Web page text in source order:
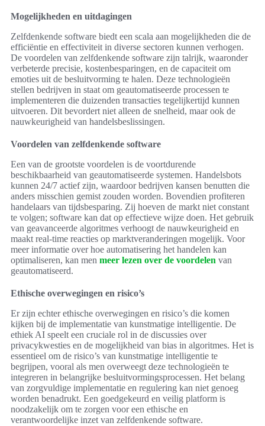
Mogelijkheden en uitdagingen
Zelfdenkende software biedt een scala aan mogelijkheden die de
efficiëntie en effectiviteit in diverse sectoren kunnen verhogen.
De voordelen van zelfdenkende software zijn talrijk, waaronder
verbeterde precisie, kostenbesparingen, en de capaciteit om
emoties uit de besluitvorming te halen. Deze technologieën
stellen bedrijven in staat om geautomatiseerde processen te
implementeren die duizenden transacties tegelijkertijd kunnen
uitvoeren. Dit bevordert niet alleen de snelheid, maar ook de
nauwkeurigheid van handelsbeslissingen.
Voordelen van zelfdenkende software
Een van de grootste voordelen is de voortdurende
beschikbaarheid van geautomatiseerde systemen. Handelsbots
kunnen 24/7 actief zijn, waardoor bedrijven kansen benutten die
anders misschien gemist zouden worden. Bovendien profiteren
handelaars van tijdsbesparing. Zij hoeven de markt niet constant
te volgen; software kan dat op effectieve wijze doen. Het gebruik
van geavanceerde algoritmes verhoogt de nauwkeurigheid en
maakt real-time reacties op marktveranderingen mogelijk. Voor
meer informatie over hoe automatisering het handelen kan
optimaliseren, kan men meer lezen over de voordelen van
geautomatiseerd.
Ethische overwegingen en risico’s
Er zijn echter ethische overwegingen en risico’s die komen
kijken bij de implementatie van kunstmatige intelligentie. De
ethiek AI speelt een cruciale rol in de discussies over
privacykwesties en de mogelijkheid van bias in algoritmes. Het is
essentieel om de risico’s van kunstmatige intelligentie te
begrijpen, vooral als men overweegt deze technologieën te
integreren in belangrijke besluitvormingsprocessen. Het belang
van zorgvuldige implementatie en regulering kan niet genoeg
worden benadrukt. Een goedgekeurd en veilig platform is
noodzakelijk om te zorgen voor een ethische en
verantwoordelijke inzet van zelfdenkende software.